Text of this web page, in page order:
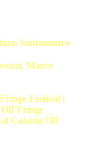
Santomauro
Marco
Festival |
Off Fringe
al Catania Off